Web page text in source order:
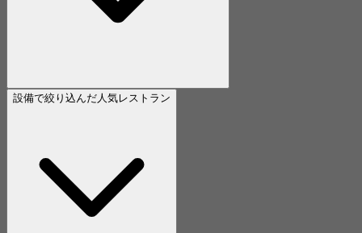
設備で絞り込んだ人気レストラン